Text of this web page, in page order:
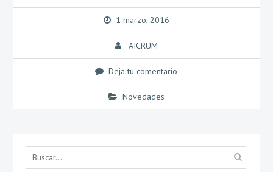
1 marzo, 2016
AICRUM
Deja tu comentario
Novedades